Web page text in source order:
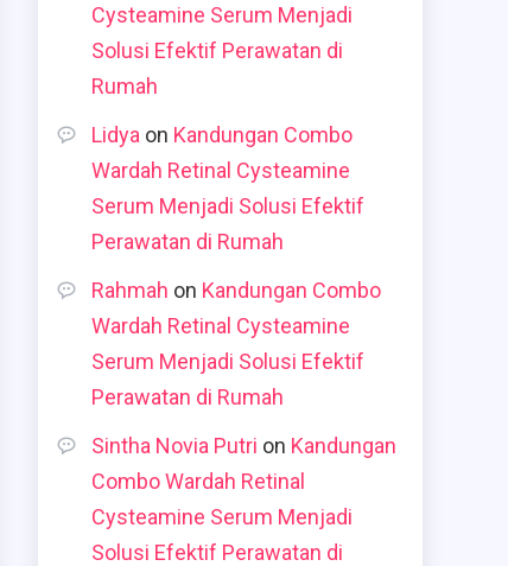
Cysteamine Serum Menjadi
Solusi Efektif Perawatan di
Rumah
Lidya on Kandungan Combo
Wardah Retinal Cysteamine
Serum Menjadi Solusi Efektif
Perawatan di Rumah
Rahmah on Kandungan Combo
Wardah Retinal Cysteamine
Serum Menjadi Solusi Efektif
Perawatan di Rumah
Sintha Novia Putri on Kandungan
Combo Wardah Retinal
Cysteamine Serum Menjadi
Solusi Efektif Perawatan di